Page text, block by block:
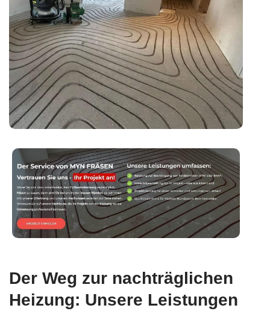
Der Weg zur nachträglichen
Heizung: Unsere Leistungen